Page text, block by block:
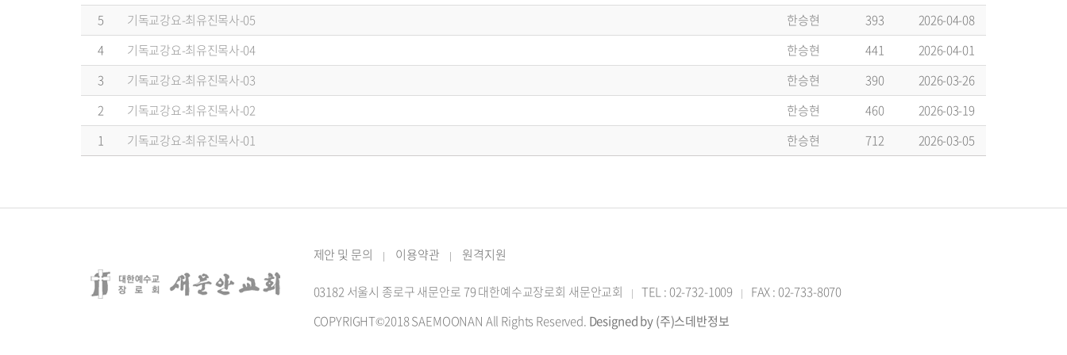
5 기독교강요-최유진목사-05 한승현 393
2026-04-08
4
기독교강요-최유진목사-04 한승현 441
2026-04-01
3
기독교강요-최유진목사-03 한승현 390
2026-03-26
2
기독교강요-최유진목사-02 한승현 460
2026-03-19
1
기독교강요-최유진목사-01 한승현 712 2026-03-05
제안 및 문의 | 이용약관 | 원격지원
03182 서울시 종로구 새문안로 79 대한예수교장로회 새문안교회 | TEL : 02-732-1009 |
FAX : 02-733-8070
COPYRIGHT©2018 SAEMOONAN All Rights Reserved. Designed by (주)스데반정보